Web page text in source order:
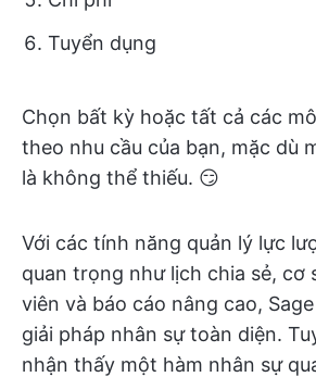
Tuyển dụng
Chọn bất kỳ hoặc tất cả các
theo nhu cầu của bạn, mặc dù
là không thể thiếu. 😏
Với các tính năng quản lý lực
quan trọng như lịch chia sẻ, cơ
viên và báo cáo nâng cao,
giải pháp nhân sự toàn diện.
nhận thấy một hàm nhân sự